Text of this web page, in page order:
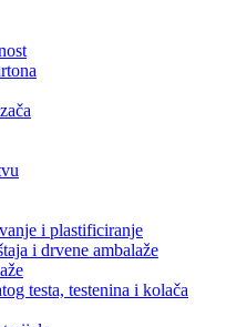
i plastificiranje
i drvene ambalaže
testa, testenina i kolača